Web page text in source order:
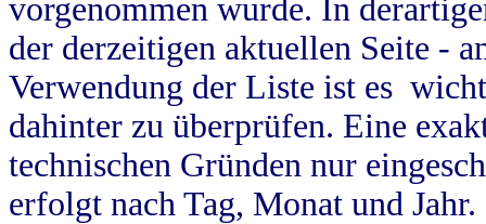
vorgenommen wurde. In
der derzeitigen aktuellen Seite -
Verwendung der Liste ist es
dahinter zu überprüfen. Eine
technischen Gründen nur
erfolgt nach Tag, Monat und Jahr.